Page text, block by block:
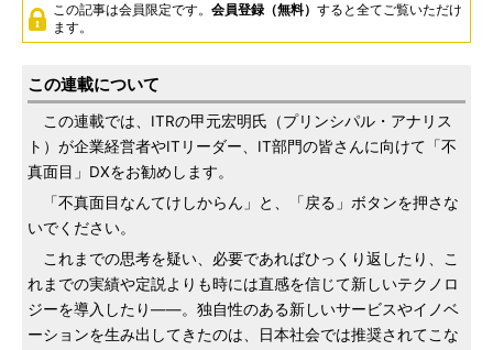
この記事は会員限定です。 会員登録（無料） すると全てご覧いただけ
ます。
この連載について
この連載では、ITRの甲元宏明氏（プリンシパル・アナリス
ト）が企業経営者やITリーダー、IT部門の皆さんに向けて「不
真面目」DXをお勧めします。
「不真面目なんてけしからん」と、「戻る」ボタンを押さな
いでください。
これまでの思考を疑い、必要であればひっくり返したり、こ
れまでの実績や定説よりも時には直感を信じて新しいテクノロ
ジーを導入したり――。独自性のある新しいサービスやイノベ
ーションを生み出してきたのは、日本社会では推奨されてこな